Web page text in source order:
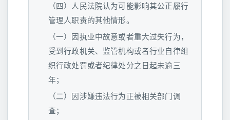
（四）人民法院认为可能影响其公正履行
管理人职责的其他情形。
（一）因执业中故意或者重大过失行为，
受到行政机关、监管机构或者行业自律组
织行政处罚或者纪律处分之日起未逾三
年；
（二）因涉嫌违法行为正被相关部门调
查；